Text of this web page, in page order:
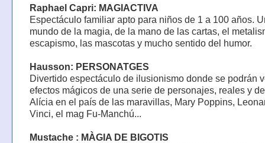
Raphael Capri: MAGIACTIVA
Espectáculo familiar apto para niños de 1 a 100 años.
mundo de la magia, de la mano de las cartas, el
escapismo, las mascotas y mucho sentido del humor.
Hausson: PERSONATGES
Divertido espectáculo de ilusionismo donde se podrán
efectos mágicos de una serie de personajes, reales y
Alícia en el país de las maravillas, Mary Poppins,
Vinci, el mag Fu-Manchú...
Mustache : MÀGIA DE BIGOTIS